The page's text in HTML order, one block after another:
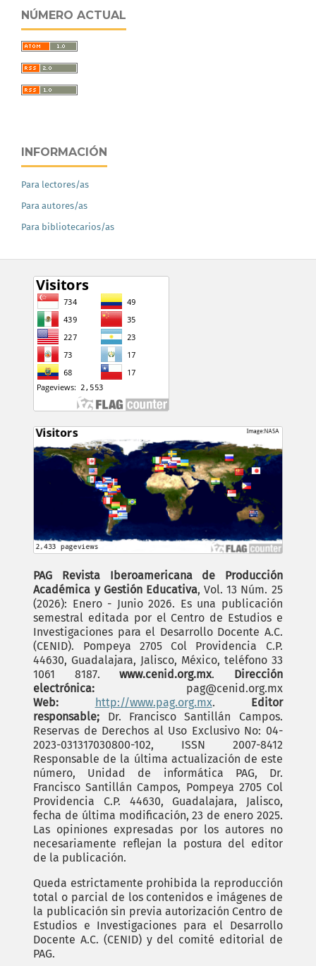
NÚMERO ACTUAL
INFORMACIÓN
Para lectores/as
Para autores/as
Para bibliotecarios/as
PAG Revista Iberoamericana de Producción
Académica y Gestión Educativa, Vol. 13 Núm. 25
(2026): Enero - Junio 2026. Es una publicación
semestral editada por el Centro de Estudios e
Investigaciones para el Desarrollo Docente A.C.
(CENID). Pompeya 2705 Col Providencia C.P.
44630, Guadalajara, Jalisco, México, teléfono 33
1061 8187.www.cenid.org.mx. Dirección
electrónica: pag@cenid.org.mx
Web:
http://www.pag.org.mx.
Editor
responsable; Dr. Francisco Santillán Campos.
Reservas de Derechos al Uso Exclusivo No: 04-
2023-031317030800-102, ISSN 2007-8412
Responsable de la última actualización de este
número, Unidad de informática PAG, Dr.
Francisco Santillán Campos, Pompeya 2705 Col
Providencia C.P. 44630, Guadalajara, Jalisco,
fecha de última modificación, 23 de enero 2025.
Las opiniones expresadas por los autores no
necesariamente reflejan la postura del editor
de la publicación.
Queda estrictamente prohibida la reproducción
total o parcial de los contenidos e imágenes de
la publicación sin previa autorización Centro de
Estudios e Investigaciones para el Desarrollo
Docente A.C. (CENID) y del comité editorial de
PAG.